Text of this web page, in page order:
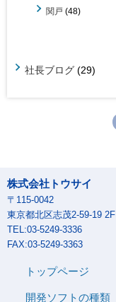
関戸 (48)
社長ブログ (29)
株式会社トウサイ
〒115-0042
東京都北区志茂2-59-19 2F
TEL:03-5249-3336
FAX:03-5249-3363
トップページ
開発ソフトの種類